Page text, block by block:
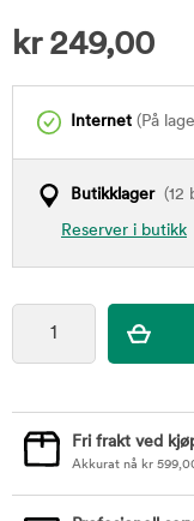
kr 249,00
Internet (På
Butikklager(12
Reserver i butikk
Fri frakt ved
Akkurat nå kr